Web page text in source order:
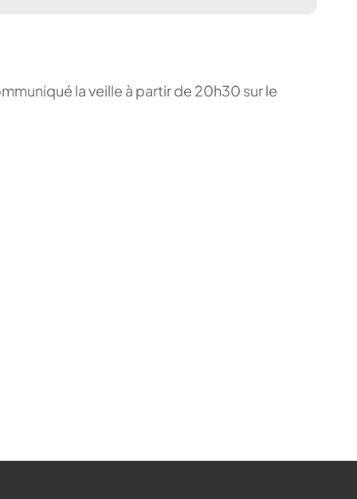
la veille à partir de 20h30 sur le